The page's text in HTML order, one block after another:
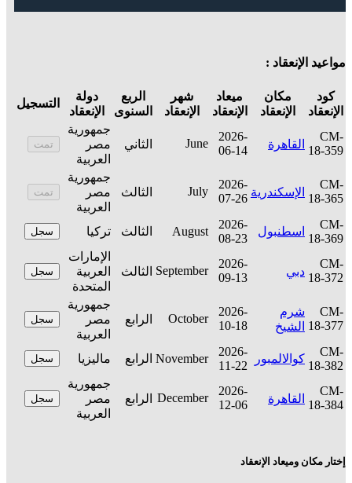
مواعيد الإنعقاد :
كود
الإنعقاد
مكان
الإنعقاد
ميعاد
الإنعقاد
شهر
الإنعقاد
الربع
السنوى
دولة
الإنعقاد
التسجيل
CM-
18-359 القاهرة
2026-
06-14
June الثاني
جمهورية
مصر
العربية
تمت
CM-
18-365 الإسكندرية
2026-
07-26
July الثالث
جمهورية
مصر
العربية
تمت
CM-
18-369
اسطنبول
2026-
08-23
August الثالث تركيا سجل
CM-
18-372 دبي
2026-
09-13
September الثالث
الإمارات
العربية
المتحدة
سجل
CM-
18-377
شرم
الشيخ
2026-
10-18
October الرابع
جمهورية
مصر
العربية
سجل
CM-
18-382
كوالالمبور
2026-
11-22
November الرابع ماليزيا سجل
CM-
18-384 القاهرة
2026-
12-06
December الرابع
جمهورية
مصر
العربية
سجل
إختار مكان وميعاد الإنعقاد